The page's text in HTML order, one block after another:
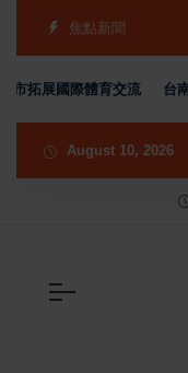
焦點新聞
展國際體育交流 台南公
August 10, 2026